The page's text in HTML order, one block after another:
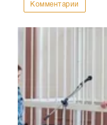
Комментарии